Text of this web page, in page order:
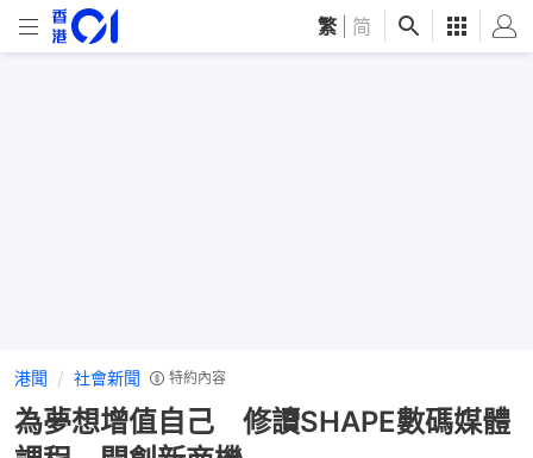
繁 简
港聞 社會新聞 特約內容
為夢想增值自己 修讀SHAPE數碼媒體